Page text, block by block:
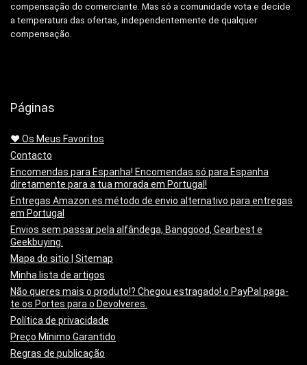
compensação do comerciante. Mas só a comunidade vota e decide
a temperatura das ofertas, independentemente de qualquer
compensação.
Páginas
❤️ Os Meus Favoritos
Contacto
Encomendas para Espanha! Encomendas só para Espanha
diretamente para a tua morada em Portugal!
Entregas Amazon.es método de envio alternativo para entregas
em Portugal
Envios sem passar pela alfândega, Banggood, Gearbest e
Geekbuying.
Mapa do sitio | Sitemap
Minha lista de artigos
Não queres mais o produto!? Chegou estragado! o PayPal paga-
te os Portes para o Devolveres.
Política de privacidade
Preço Mínimo Garantido
Regras de publicação